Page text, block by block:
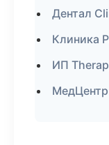
Дентал
Клиника
ИП